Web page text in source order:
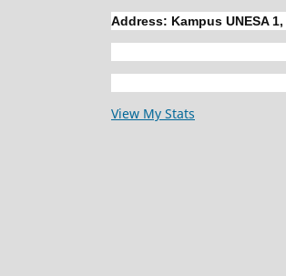
Address: Kampus UNESA 1,
View My Stats